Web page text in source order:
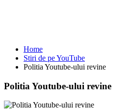
Home
Stiri de pe YouTube
Politia Youtube-ului revine
Politia Youtube-ului revine